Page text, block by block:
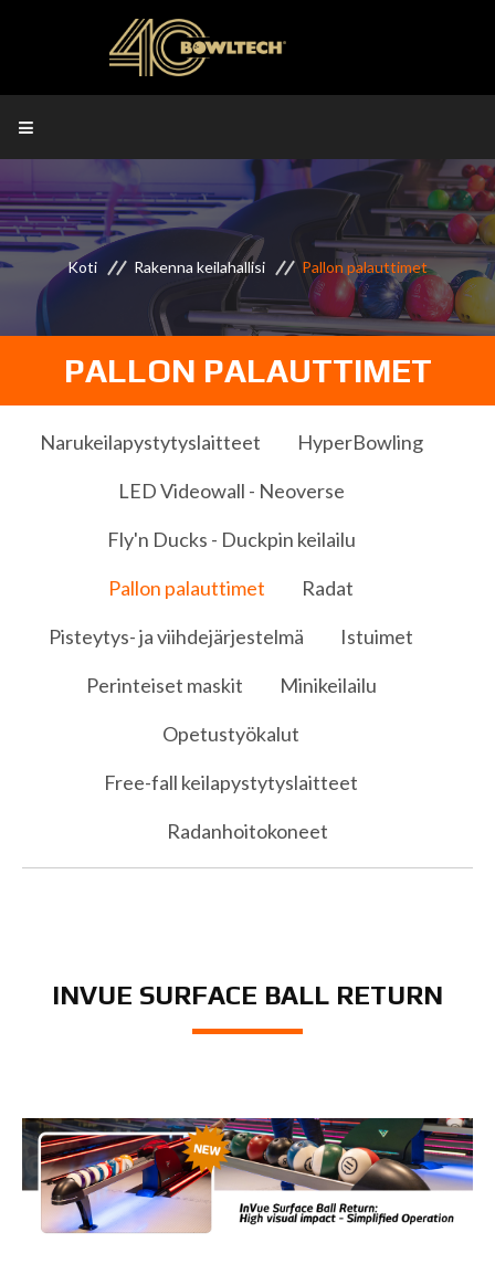
Koti Rakenna keilahallisi Pallon palauttimet
PALLON PALAUTTIMET
Narukeilapystytyslaitteet
HyperBowling
LED Videowall - Neoverse
Fly'n Ducks - Duckpin keilailu
Pallon palauttimet
Radat
Pisteytys- ja viihdejärjestelmä
Istuimet
Perinteiset maskit
Minikeilailu
Opetustyökalut
Free-fall keilapystytyslaitteet
Radanhoitokoneet
INVUE SURFACE BALL RETURN